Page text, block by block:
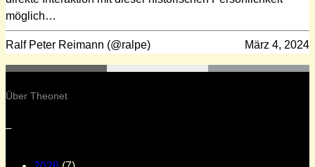
möglich…
Ralf Peter Reimann (@ralpe) März 4, 2024
Über Theonet
–